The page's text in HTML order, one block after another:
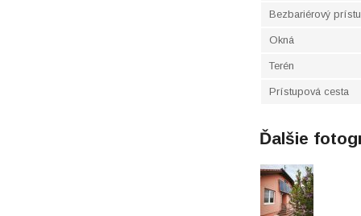
Bezbariérový
Okná
Terén
Prístupová cesta
Ďalšie